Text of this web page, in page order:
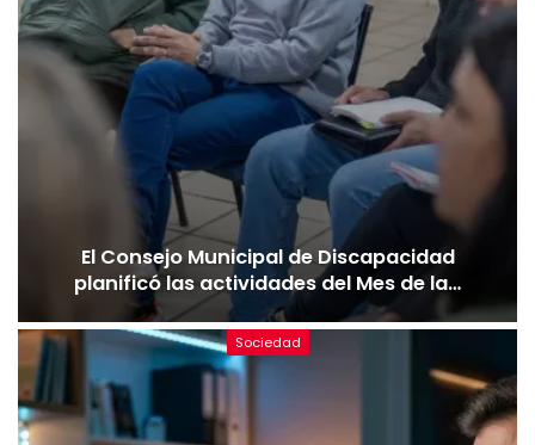
El Consejo Municipal de Discapacidad
planificó las actividades del Mes de la…
Sociedad